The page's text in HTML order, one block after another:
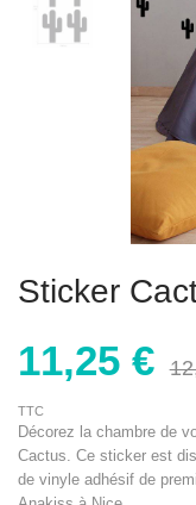
Sticker
11,25 €
TTC
Décorez la chambre de
Cactus. Ce sticker est
de vinyle adhésif de